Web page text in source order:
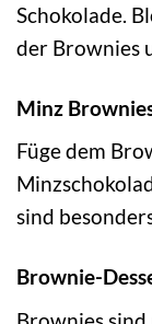
Schokolade.
der Brownies
Minz
Füge dem
sind
Brownie-